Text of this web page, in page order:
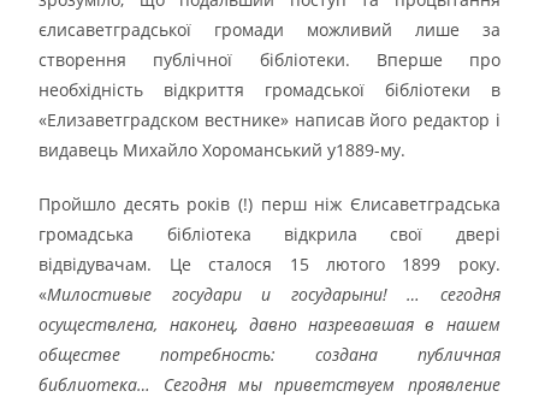
єлисаветградської громади можливий лише за
створення публічної бібліотеки. Вперше про
необхідність відкриття громадської бібліотеки в
«Елизаветградском вестнике» написав його редактор і
видавець Михайло Хороманський у1889-му.
Пройшло десять років (!) перш ніж Єлисаветградська
громадська бібліотека відкрила свої двері
відвідувачам. Це сталося 15 лютого 1899 року.
«Милостивые государи и государыни! … сегодня
осуществлена, наконец, давно назревавшая в нашем
обществе потребность: создана публичная
библиотека… Сегодня мы приветствуем проявление